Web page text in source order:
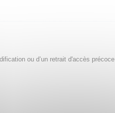
ou d’un retrait d'accès précoce